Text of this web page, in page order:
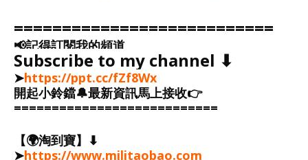
===========================
📢記得訂閱我的頻道
Subscribe to my channel ⬇︎
➤https://ppt.cc/fZf8Wx
開起小鈴鐺🔔最新資訊馬上接收👉
===========================
【🌍淘到寶】⬇︎
➤https://www.militaobao.com